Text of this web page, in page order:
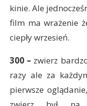
kinie. Ale
film ma wrażenie
ciepły wrzesień.
300 – zwierz
razy ale za
pierwsze